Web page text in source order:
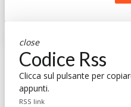
close
Codice Rss
Clicca sul pulsante per
appunti.
RSS link